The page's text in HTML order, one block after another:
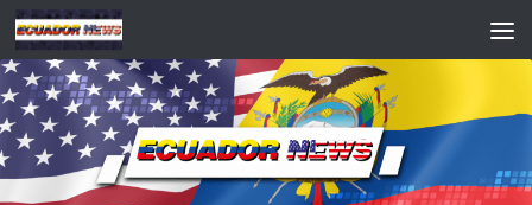
Saltar al contenido